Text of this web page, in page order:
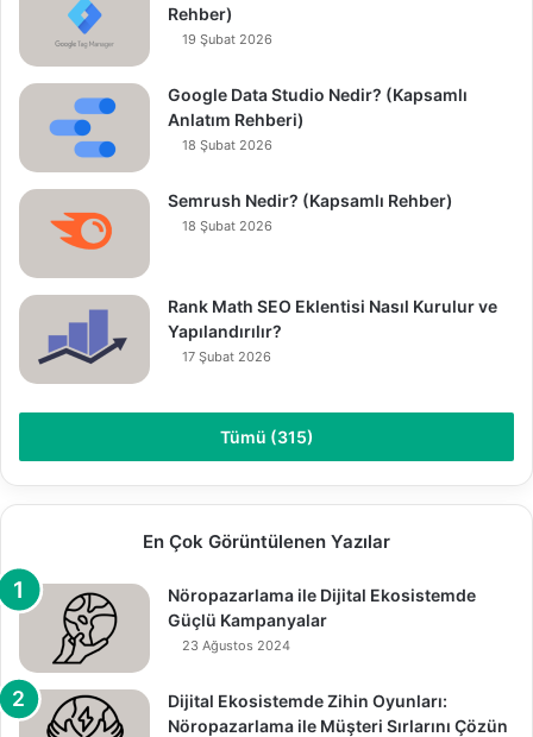
Rehber)
19 Şubat 2026
Google Data Studio Nedir? (Kapsamlı
Anlatım Rehberi)
18 Şubat 2026
Semrush Nedir? (Kapsamlı Rehber)
18 Şubat 2026
Rank Math SEO Eklentisi Nasıl Kurulur ve
Yapılandırılır?
17 Şubat 2026
Tümü (315)
En Çok Görüntülenen Yazılar
Nöropazarlama ile Dijital Ekosistemde
Güçlü Kampanyalar
23 Ağustos 2024
Dijital Ekosistemde Zihin Oyunları:
Nöropazarlama ile Müşteri Sırlarını Çözün